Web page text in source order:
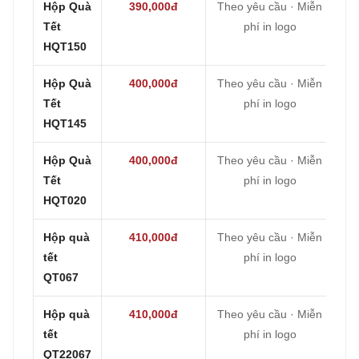
Hộp Quà
Tết
HQT150
390,000đ
Theo yêu cầu · Miễn
phí in logo
Hộp Quà
Tết
HQT145
400,000đ
Theo yêu cầu · Miễn
phí in logo
Hộp Quà
Tết
HQT020
400,000đ
Theo yêu cầu · Miễn
phí in logo
Hộp quà
tết
QT067
410,000đ
Theo yêu cầu · Miễn
phí in logo
Hộp quà
tết
QT22067
410,000đ
Theo yêu cầu · Miễn
phí in logo